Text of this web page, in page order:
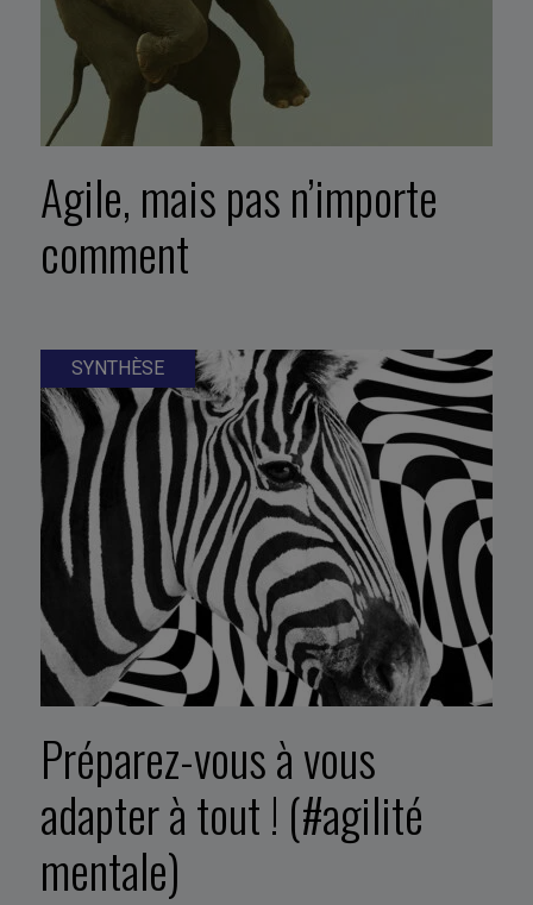
Agile, mais pas n’importe
comment
SYNTHÈSE
Préparez-vous à vous
adapter à tout ! (#agilité
mentale)